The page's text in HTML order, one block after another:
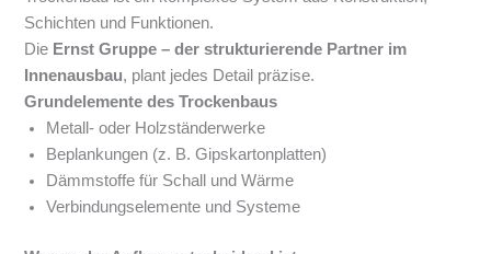
Schichten und Funktionen.
Die Ernst Gruppe – der strukturierende Partner im
Innenausbau, plant jedes Detail präzise.
Grundelemente des Trockenbaus
Metall- oder Holzständerwerke
Beplankungen (z. B. Gipskartonplatten)
Dämmstoffe für Schall und Wärme
Verbindungselemente und Systeme